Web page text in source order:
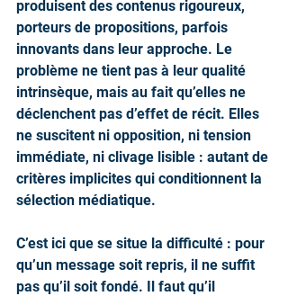
produisent des contenus rigoureux,
porteurs de propositions, parfois
innovants dans leur approche. Le
problème ne tient pas à leur qualité
intrinsèque, mais au fait qu’elles ne
déclenchent pas d’effet de récit. Elles
ne suscitent ni opposition, ni tension
immédiate, ni clivage lisible : autant de
critères implicites qui conditionnent la
sélection médiatique.
C’est ici que se situe la difficulté : pour
qu’un message soit repris, il ne suffit
pas qu’il soit fondé. Il faut qu’il